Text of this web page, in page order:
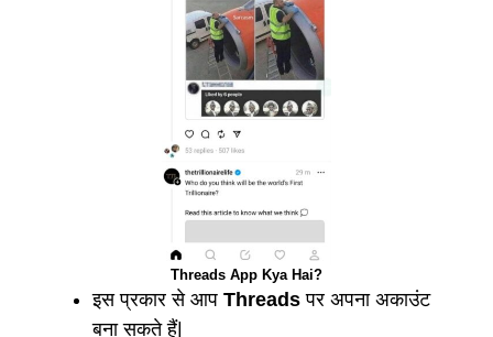
Threads App Kya Hai?
इस प्रकार से आप Threads पर अपना अकाउंट
बना सकते हैं|